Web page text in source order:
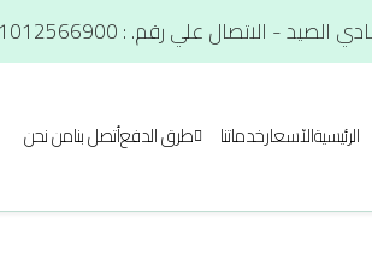
الرئيسيةالآسعارخدماتنا طرق الدفعأتصل بنامن نحن